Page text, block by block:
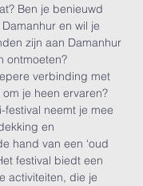
Ben je benieuwd
en wil je
zijn aan Damanhur
ontmoeten?
verbinding met
je heen ervaren?
festival neemt je mee
en
hand van een ‘oud
festival biedt een
activiteiten, die je